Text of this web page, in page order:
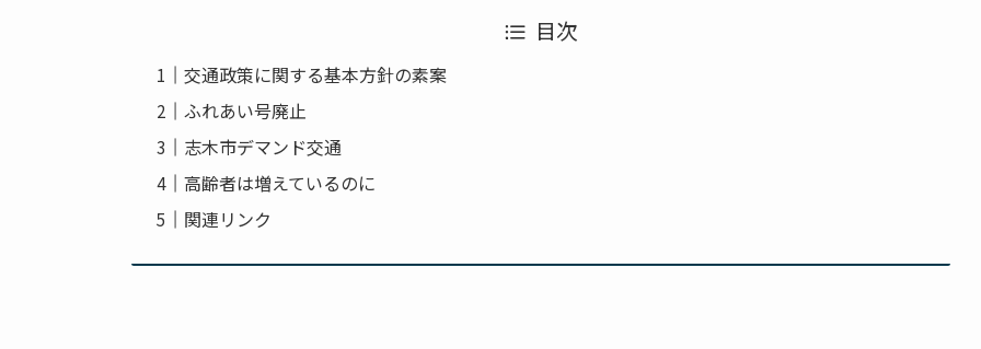
目次
交通政策に関する基本方針の素案
ふれあい号廃止
志木市デマンド交通
高齢者は増えているのに
関連リンク